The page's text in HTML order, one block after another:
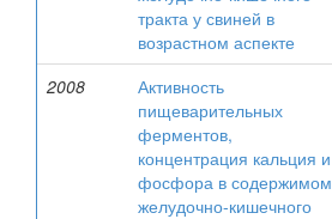
тракта у свиней в
возрастном аспекте
2008
Активность
пищеварительных
ферментов,
концентрация кальция и
фосфора в содержимом
желудочно-кишечного